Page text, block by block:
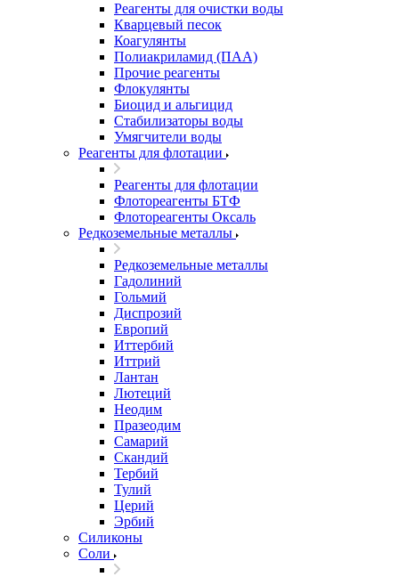
Реагенты для очистки воды
Кварцевый песок
Коагулянты
Полиакриламид (ПАА)
Прочие реагенты
Флокулянты
Биоцид и альгицид
Стабилизаторы воды
Умягчители воды
Реагенты для флотации
Реагенты для флотации
Флотореагенты БТФ
Флотореагенты Оксаль
Редкоземельные металлы
Редкоземельные металлы
Гадолиний
Гольмий
Диспрозий
Европий
Иттербий
Иттрий
Лантан
Лютеций
Неодим
Празеодим
Самарий
Скандий
Тербий
Тулий
Церий
Эрбий
Силиконы
Соли